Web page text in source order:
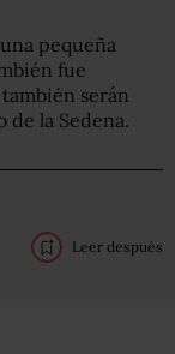
pequeña
fue
serán
la Sedena.
Leer después